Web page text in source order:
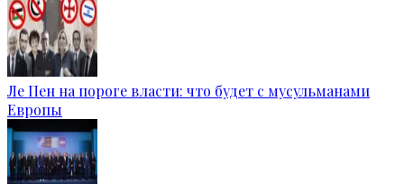
Ле Пен на пороге власти: что будет с мусульманами
Европы